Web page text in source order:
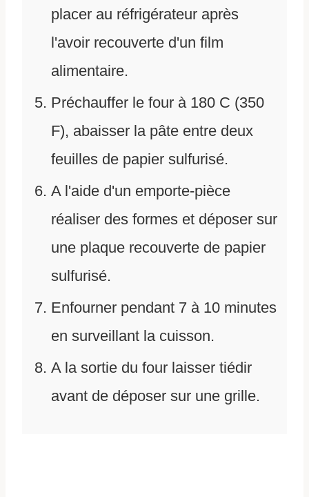
placer au réfrigérateur après
l'avoir recouverte d'un film
alimentaire.
Préchauffer le four à 180 C (350
F), abaisser la pâte entre deux
feuilles de papier sulfurisé.
A l'aide d'un emporte-pièce
réaliser des formes et déposer sur
une plaque recouverte de papier
sulfurisé.
Enfourner pendant 7 à 10 minutes
en surveillant la cuisson.
A la sortie du four laisser tiédir
avant de déposer sur une grille.